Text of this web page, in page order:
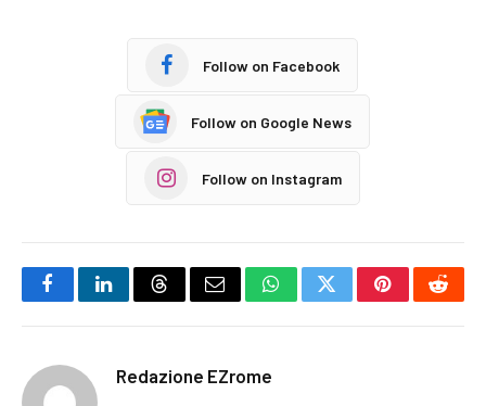
Follow on Facebook
Follow on Google News
Follow on Instagram
FacebookLinkedInThreadsEmail WhatsAppTwitterPinterest
Redazione EZrome